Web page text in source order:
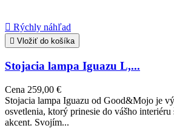
 Rýchly náhľad
 Vložiť do košíka
Stojacia lampa Iguazu L,...
Cena 259,00 €
Stojacia lampa Iguazu od Good&Mojo je
osvetlenia, ktorý prinesie do vášho
akcent. Svojím...